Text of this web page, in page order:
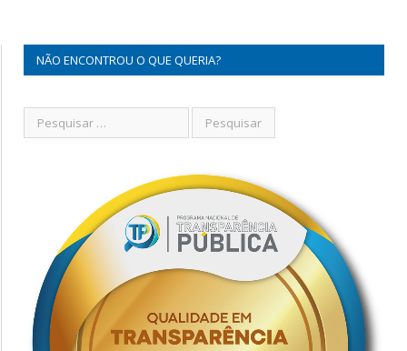
NÃO ENCONTROU O QUE QUERIA?